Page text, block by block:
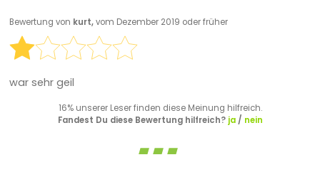
Bewertung von kurt,vom Dezember 2019 oder früher
war sehr geil
16% unserer Leser finden diese Meinung hilfreich.
Fandest Du diese Bewertung hilfreich? ja/ nein